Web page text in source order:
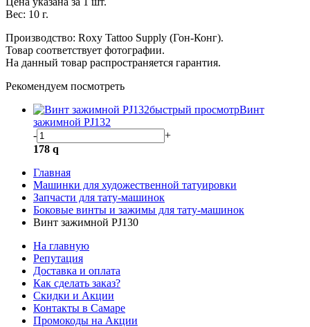
Вес: 10 г.
Производство: Roxy Tattoo Supply (Гон-Конг).
Товар соответствует фотографии.
На данный товар распространяется гарантия.
Рекомендуем посмотреть
быстрый просмотрВинт
зажимной PJ132
-
+
178 q
Главная
Машинки для художественной татуировки
Запчасти для тату-машинок
Боковые винты и зажимы для тату-машинок
Винт зажимной PJ130
На главную
Репутация
Доставка и оплата
Как сделать заказ?
Скидки и Акции
Контакты в Самаре
Промокоды на Акции